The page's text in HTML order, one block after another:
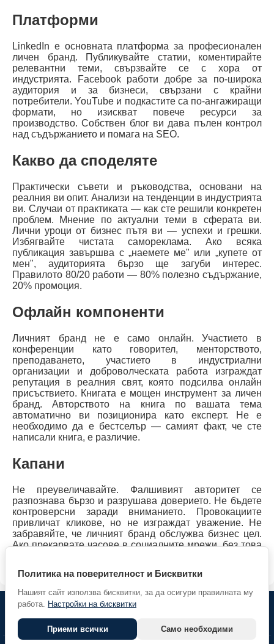
Платформи
LinkedIn е основната платформа за професионален
личен бранд. Публикувайте статии, коментирайте
релевантни теми, свързвайте се с хора от
индустрията. Facebook работи добре за по-широка
аудитория и за бизнеси, свързани с крайни
потребители. YouTube и подкастите са по-ангажиращи
формати, но изискват повече ресурси за
производство. Собствен блог ви дава пълен контрол
над съдържанието и помага на SEO.
Какво да споделяте
Практически съвети и ръководства, основани на
реалния ви опит. Анализи на тенденции в индустрията
ви. Случаи от практиката — как сте решили конкретен
проблем. Мнение по актуални теми в сферата ви.
Лични уроци от бизнес пътя ви — успехи и грешки.
Избягвайте чистата самореклама. Ако всяка
публикация завършва с „наемете ме" или „купете от
мен", аудиторията бързо ще загуби интерес.
Правилото 80/20 работи — 80% полезно съдържание,
20% промоция.
Офлайн компоненти
Личният бранд не е само онлайн. Участието в
конференции като говорител, менторството,
преподаването, участието в индустриални
организации и доброволческата работа изграждат
репутация в реалния свят, която подсилва онлайн
присъствието. Книгата е мощен инструмент за личен
бранд. Авторството на книга по вашата тема
автоматично ви позиционира като експерт. Не е
необходимо да е бестселър — самият факт, че сте
написали книга, е различие.
Капани
Не преувеличавайте. Фалшивият авторитет се
разпознава бързо и разрушава доверието. Не бъдете
контроверсни заради вниманието. Провокациите
привличат кликове, но не изграждат уважение. Не
забравяйте, че личният бранд обслужва бизнес цел.
Ако прекарвате часове в социалните мрежи, без това
© 2026 Предприемач.БГ |
запазени. |Гласувай за нас
Политика на поверителност и Бисквитки
Нашият сайт използва бисквитки, за да осигури правилната му
работа. Настройки на бисквитки
Приеми всички Само необходими